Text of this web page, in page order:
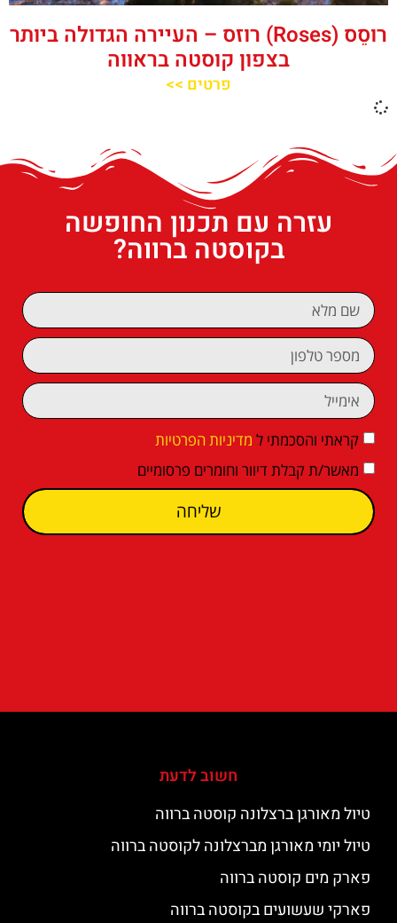
רוסֵס (Roses) רוזס – העיירה הגדולה ביותר
בצפון קוסטה בראווה
פרטים >>
עזרה עם תכנון החופשה
בקוסטה ברווה?
קראתי והסכמתי ל מדיניות הפרטיות
מאשר/ת קבלת דיוור וחומרים פרסומיים
שליחה
חשוב לדעת
טיול מאורגן ברצלונה קוסטה ברווה
טיול יומי מאורגן מברצלונה לקוסטה ברווה
פארק מים קוסטה ברווה
פארקי שעשועים בקוסטה ברווה